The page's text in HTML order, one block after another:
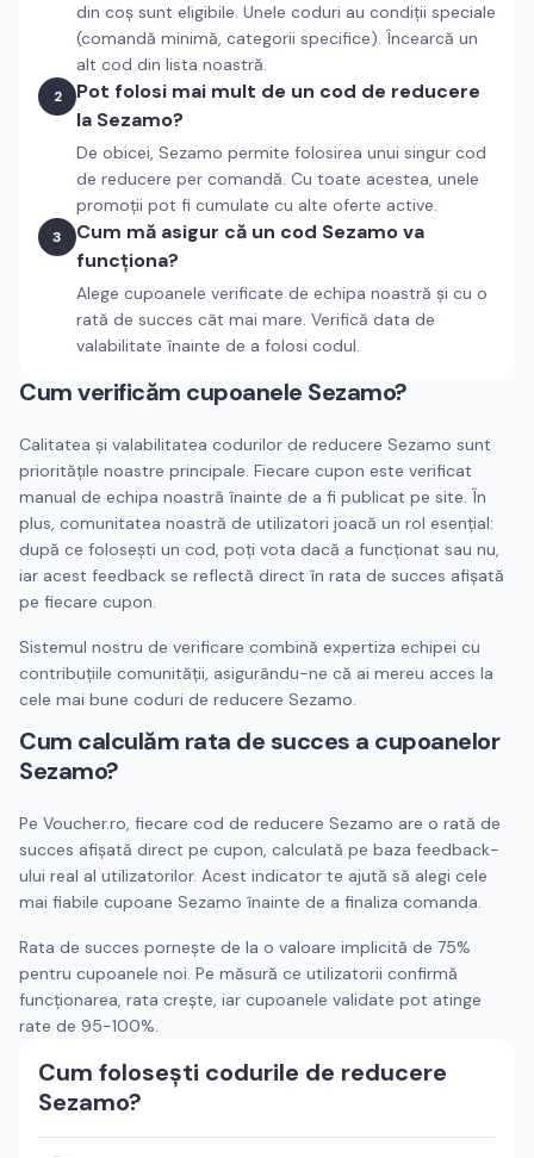
din coș sunt eligibile. Unele coduri au condiții speciale
(comandă minimă, categorii specifice). Încearcă un
alt cod din lista noastră.
2
Pot folosi mai mult de un cod de reducere
la Sezamo?
De obicei, Sezamo permite folosirea unui singur cod
de reducere per comandă. Cu toate acestea, unele
promoții pot fi cumulate cu alte oferte active.
3
Cum mă asigur că un cod Sezamo va
funcționa?
Alege cupoanele verificate de echipa noastră și cu o
rată de succes cât mai mare. Verifică data de
valabilitate înainte de a folosi codul.
Cum verificăm cupoanele Sezamo?
Calitatea și valabilitatea codurilor de reducere Sezamo sunt
prioritățile noastre principale. Fiecare cupon este verificat
manual de echipa noastră înainte de a fi publicat pe site. În
plus, comunitatea noastră de utilizatori joacă un rol esențial:
după ce folosești un cod, poți vota dacă a funcționat sau nu,
iar acest feedback se reflectă direct în rata de succes afișată
pe fiecare cupon.
Sistemul nostru de verificare combină expertiza echipei cu
contribuțiile comunității, asigurându-ne că ai mereu acces la
cele mai bune coduri de reducere Sezamo.
Cum calculăm rata de succes a cupoanelor
Sezamo?
Pe Voucher.ro, fiecare cod de reducere Sezamo are o rată de
succes afișată direct pe cupon, calculată pe baza feedback-
ului real al utilizatorilor. Acest indicator te ajută să alegi cele
mai fiabile cupoane Sezamo înainte de a finaliza comanda.
Rata de succes pornește de la o valoare implicită de 75%
pentru cupoanele noi. Pe măsură ce utilizatorii confirmă
funcționarea, rata crește, iar cupoanele validate pot atinge
rate de 95-100%.
Cum folosești codurile de reducere
Sezamo?